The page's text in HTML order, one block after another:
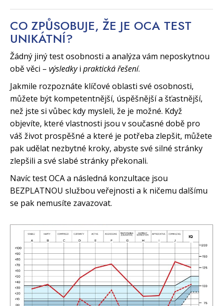
CO ZPŮSOBUJE, ŽE JE OCA TEST
UNIKÁTNÍ?
Žádný jiný test osobnosti a analýza vám neposkytnou
obě věci – výsledkyi praktická řešení.
Jakmile rozpoznáte klíčové oblasti své osobnosti,
můžete být kompetentnější, úspěšnější a šťastnější,
než jste si vůbec kdy mysleli, že je možné. Když
objevíte, které vlastnosti jsou v současné době pro
váš život prospěšné a které je potřeba zlepšit, můžete
pak udělat nezbytné kroky, abyste své silné stránky
zlepšili a své slabé stránky překonali.
Navíc test OCA a následná konzultace jsou
BEZPLATNOU službou veřejnosti a k ničemu dalšímu
se pak nemusíte zavazovat.